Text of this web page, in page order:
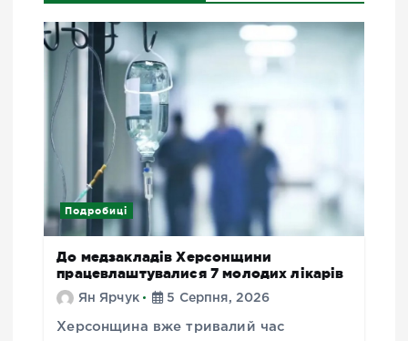
Подробиці
До медзакладів Херсонщини
працевлаштувалися 7 молодих лікарів
Ян Ярчук 5 Серпня, 2026
Херсонщина вже тривалий час